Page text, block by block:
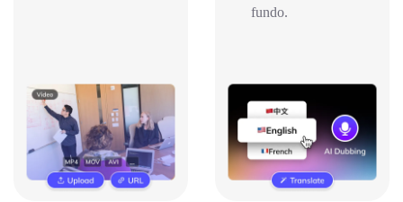
fundo.